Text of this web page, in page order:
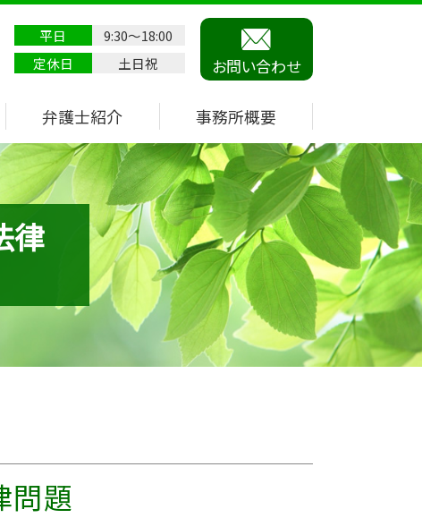
律
平日
9:30～18:00
定休日
土日祝 お問い合わせ
弁護士紹介 事務所概要
問題